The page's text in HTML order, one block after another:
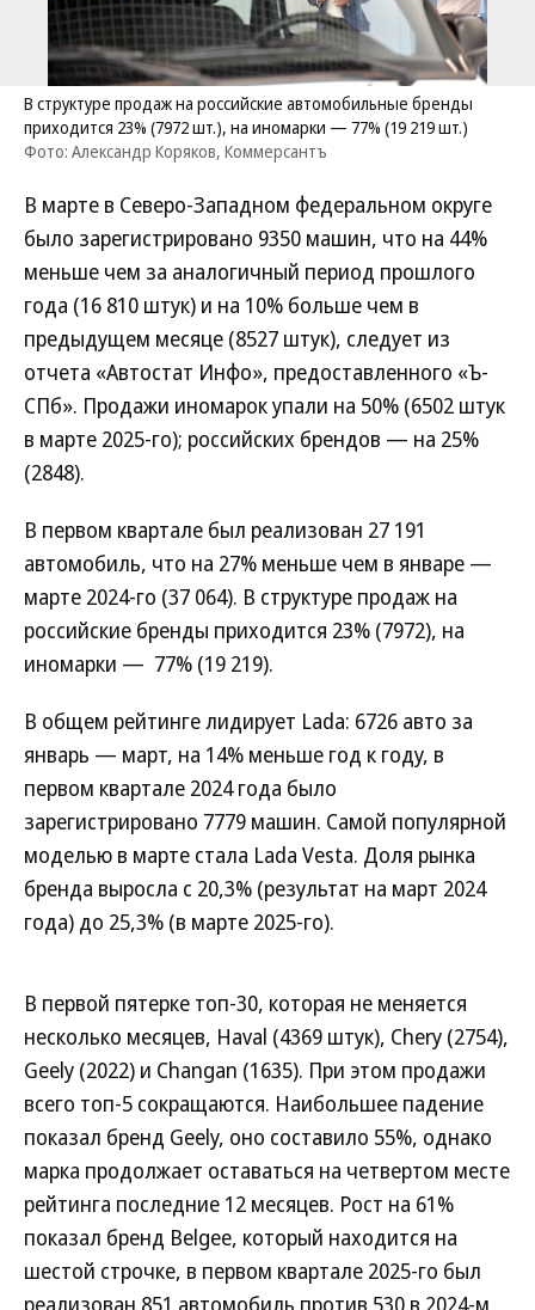
В структуре продаж на российские автомобильные бренды
приходится 23% (7972 шт.), на иномарки — 77% (19 219 шт.)
Фото: Александр Коряков, Коммерсантъ
В марте в Северо-Западном федеральном округе
было зарегистрировано 9350 машин, что на 44%
меньше чем за аналогичный период прошлого
года (16 810 штук) и на 10% больше чем в
предыдущем месяце (8527 штук), следует из
отчета «Автостат Инфо», предоставленного «Ъ-
СПб». Продажи иномарок упали на 50% (6502 штук
в марте 2025-го); российских брендов — на 25%
(2848).
В первом квартале был реализован 27 191
автомобиль, что на 27% меньше чем в январе —
марте 2024-го (37 064). В структуре продаж на
российские бренды приходится 23% (7972), на
иномарки — 77% (19 219).
В общем рейтинге лидирует Lada: 6726 авто за
январь — март, на 14% меньше год к году, в
первом квартале 2024 года было
зарегистрировано 7779 машин. Самой популярной
моделью в марте стала Lada Vesta. Доля рынка
бренда выросла с 20,3% (результат на март 2024
года) до 25,3% (в марте 2025-го).
В первой пятерке топ-30, которая не меняется
несколько месяцев, Haval (4369 штук), Chery (2754),
Geely (2022) и Changan (1635). При этом продажи
всего топ-5 сокращаются. Наибольшее падение
показал бренд Geely, оно составило 55%, однако
марка продолжает оставаться на четвертом месте
рейтинга последние 12 месяцев. Рост на 61%
показал бренд Belgee, который находится на
шестой строчке, в первом квартале 2025-го был
реализован 851 автомобиль против 530 в 2024-м.